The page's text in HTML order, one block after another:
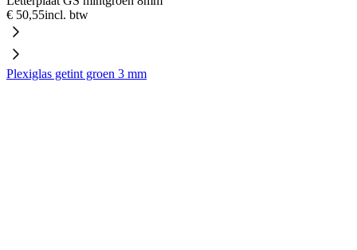
€ 50,55incl. btw
Plexiglas getint groen 3 mm